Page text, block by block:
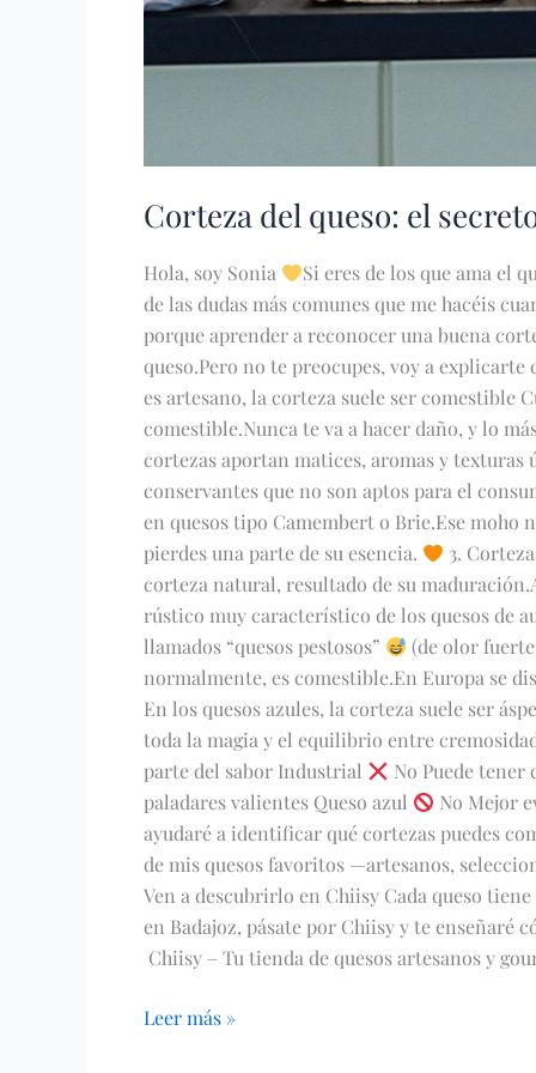
Corteza del queso: el
Hola, soy Sonia
Si eres de los que ama el
de las dudas más comunes que me hacéis
porque aprender a reconocer una buena
queso.Pero no te preocupes, voy a
es artesano, la corteza suele ser comestible
comestible.Nunca te va a hacer daño, y lo
cortezas aportan matices, aromas y
conservantes que no son aptos para el
en quesos tipo Camembert o Brie.Ese moho
pierdes una parte de su esencia.
3.
corteza natural, resultado de su
rústico muy característico de los quesos de
llamados “quesos pestosos”
(de olor
normalmente, es comestible.En Europa se
En los quesos azules, la corteza suele ser
toda la magia y el equilibrio entre
parte del sabor Industrial
No Puede tener
paladares valientes Queso azul
No Mejor
ayudaré a identificar qué cortezas puedes
de mis quesos favoritos —artesanos,
Ven a descubrirlo en Chiisy Cada queso
en Badajoz, pásate por Chiisy y te enseñaré
Chiisy – Tu tienda de quesos artesanos y
Leer más »